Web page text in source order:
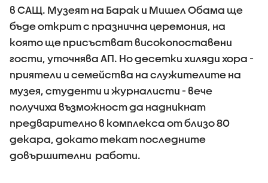
в САЩ. Музеят на Барак и Мишел Обама ще
бъде открит с празнична церемония, на
която ще присъстват високопоставени
гости, уточнява АП. Но десетки хиляди хора -
приятели и семейства на служителите на
музея, студенти и журналисти - вече
получиха възможност да надникнат
предварително в комплекса от близо 80
декара, докато текат последните
довършителни работи.